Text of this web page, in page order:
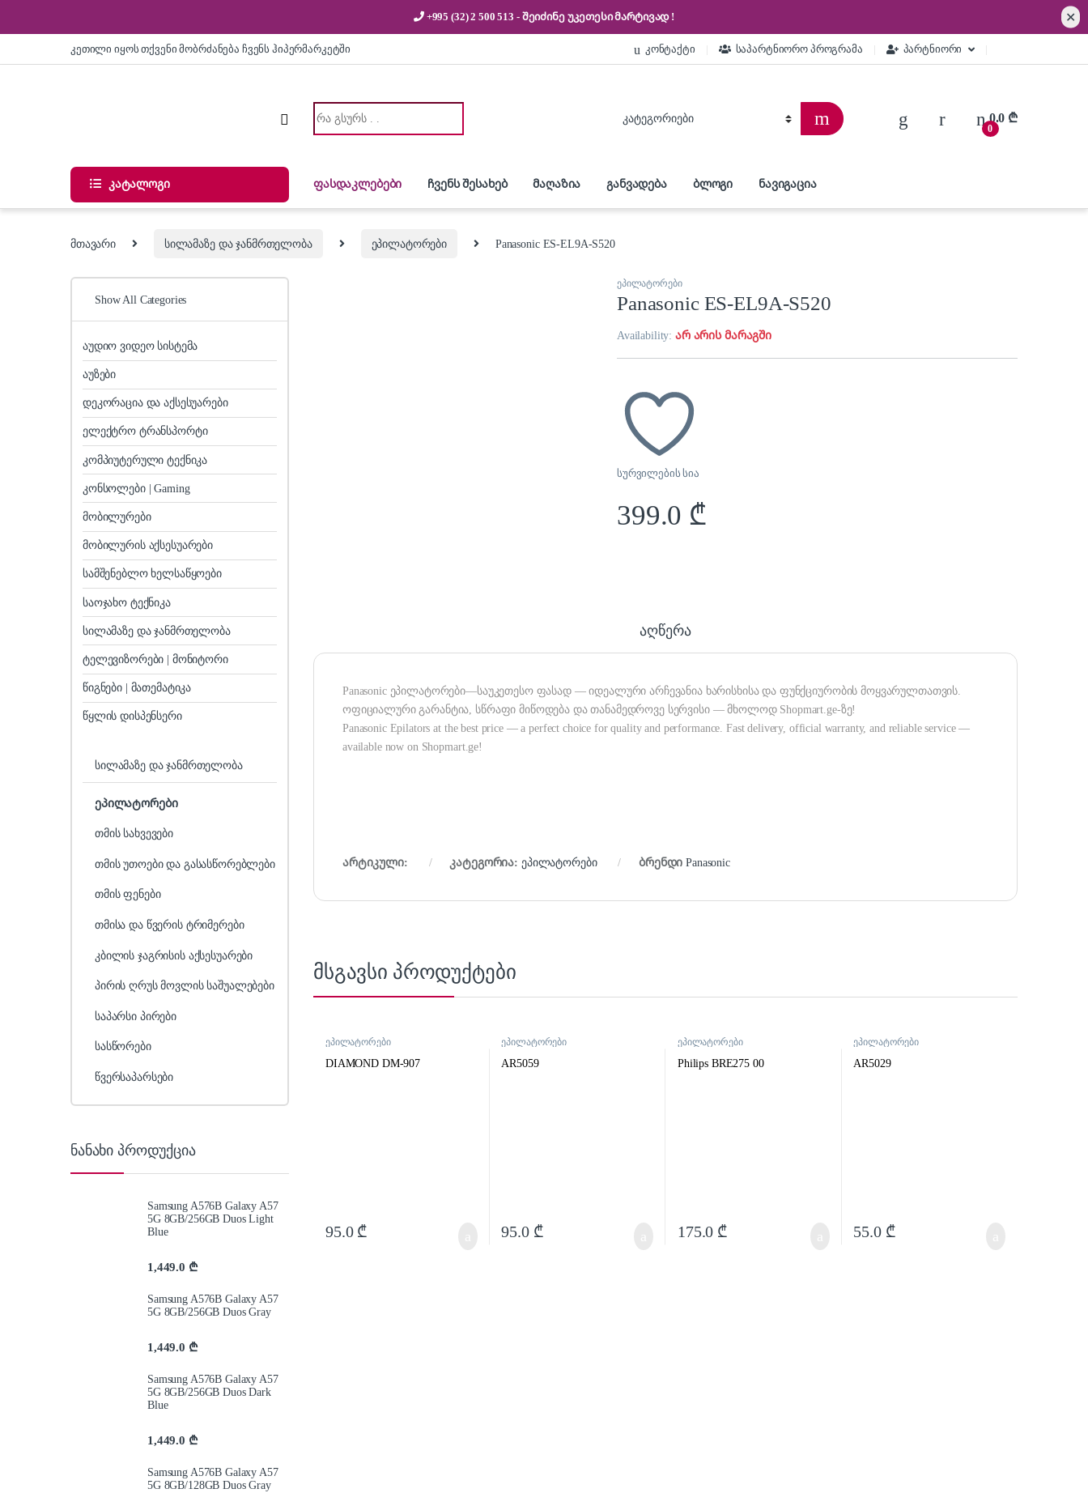
+995 (32) 2 500 513 - შეიძინე უკეთესიმარტივად ! ✕
კეთილი იყოს თქვენი მობრძანება ჩვენს ჰიპერმარკეტში კონტაქტი საპარტნიორო პროგრამა პარტნიორი
Search for:
0
0.0 ₾
კატალოგი ფასდაკლებები ჩვენს შესახებ მაღაზია განვადება ბლოგი ნავიგაცია
მთავარი სილამაზე და ჯანმრთელობა ეპილატორები Panasonic ES-EL9A-S520
ეპილატორები
Panasonic ES-EL9A-S520
Availability:არ არის მარაგში
სურვილების სია
399.0 ₾
აღწერა
Panasonic ეპილატორები—საუკეთესო ფასად — იდეალური არჩევანია ხარისხისა და ფუნქციურობის მოყვარულთათვის.
ოფიციალური გარანტია, სწრაფი მიწოდება და თანამედროვე სერვისი — მხოლოდ Shopmart.ge-ზე!
Panasonic Epilators at the best price — a perfect choice for quality and performance. Fast delivery, official warranty, and reliable service —
available now on Shopmart.ge!
არტიკული: კატეგორია: ეპილატორები ბრენდიPanasonic
მსგავსი პროდუქტები
ეპილატორები
DIAMOND DM-907
95.0 ₾
ეპილატორები
AR5059
95.0 ₾
ეპილატორები
Philips BRE275 00
175.0 ₾
ეპილატორები
AR5029
55.0 ₾
Show All Categories
აუდიო ვიდეო სისტემა
აუზები
დეკორაცია და აქსესუარები
ელექტრო ტრანსპორტი
კომპიუტერული ტექნიკა
კონსოლები | Gaming
მობილურები
მობილურის აქსესუარები
სამშენებლო ხელსაწყოები
საოჯახო ტექნიკა
სილამაზე და ჯანმრთელობა
ტელევიზორები | მონიტორი
წიგნები | მათემატიკა
წყლის დისპენსერი
სილამაზე და ჯანმრთელობა
ეპილატორები
თმის სახვევები
თმის უთოები და გასასწორებლები
თმის ფენები
თმისა და წვერის ტრიმერები
კბილის ჯაგრისის აქსესუარები
პირის ღრუს მოვლის საშუალებები
საპარსი პირები
სასწორები
წვერსაპარსები
ნანახი პროდუქცია
Samsung A576B Galaxy A57
5G 8GB/256GB Duos Light
Blue
1,449.0 ₾
Samsung A576B Galaxy A57
5G 8GB/256GB Duos Gray
1,449.0 ₾
Samsung A576B Galaxy A57
5G 8GB/256GB Duos Dark
Blue
1,449.0 ₾
Samsung A576B Galaxy A57
5G 8GB/128GB Duos Gray